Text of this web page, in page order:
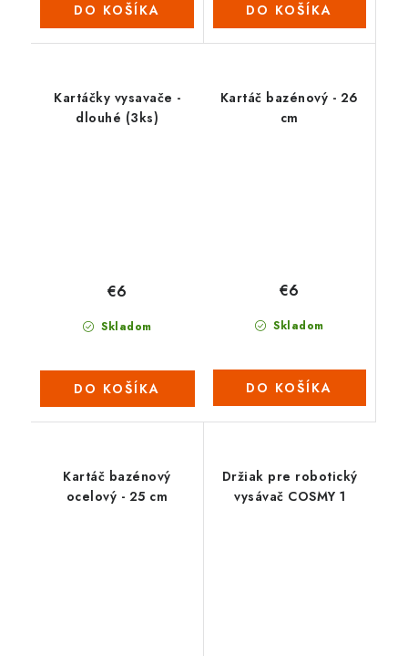
DO KOŠÍKA DO KOŠÍKA
Kartáčky vysavače -
dlouhé (3ks)
Skladom
€6
DO KOŠÍKA
Kartáč bazénový - 26
cm
Skladom
€6
DO KOŠÍKA
Kartáč bazénový
ocelový - 25 cm
Držiak pre robotický
vysávač COSMY 1